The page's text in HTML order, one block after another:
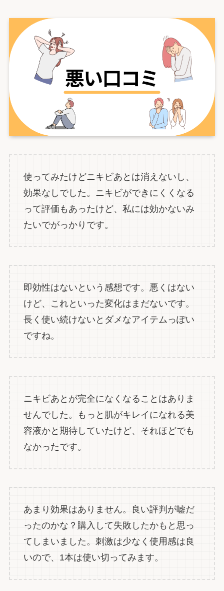
使ってみたけどニキビあとは消えないし、
効果なしでした。ニキビができにくくなる
って評価もあったけど、私には効かないみ
たいでがっかりです。
即効性はないという感想です。悪くはない
けど、これといった変化はまだないです。
長く使い続けないとダメなアイテムっぽい
ですね。
ニキビあとが完全になくなることはありま
せんでした。もっと肌がキレイになれる美
容液かと期待していたけど、それほどでも
なかったです。
あまり効果はありません。良い評判が嘘だ
ったのかな？購入して失敗したかもと思っ
てしまいました。刺激は少なく使用感は良
いので、1本は使い切ってみます。